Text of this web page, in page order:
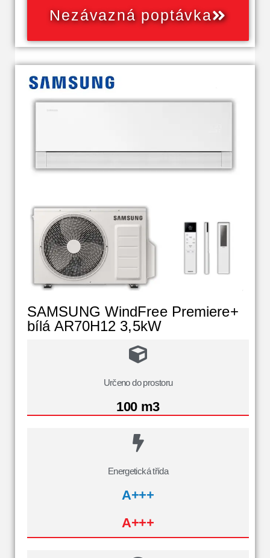
Nezávazná poptávka
SAMSUNG WindFree Premiere+
bílá AR70H12 3,5kW
Určeno do prostoru
100 m3
Energetická třída
A+++
A+++